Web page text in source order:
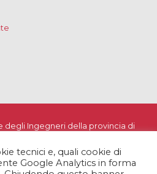
degli Ingegneri della provincia di
-Note Legali -Dichiarazione di
tecnici e, quali cookie di
Google Analytics in forma